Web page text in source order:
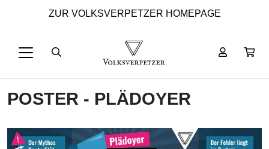
ZUR VOLKSVERPETZER HOMEPAGE
POSTER - PLÄDOYER